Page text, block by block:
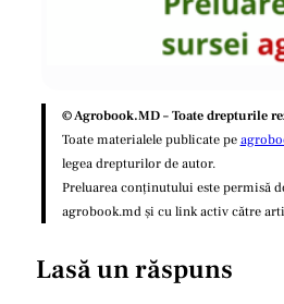
© Agrobook.MD – Toate drepturile
Toate materialele publicate pe
legea drepturilor de autor.
Preluarea conținutului este permisă
agrobook.md și cu link activ către
Lasă un răspuns